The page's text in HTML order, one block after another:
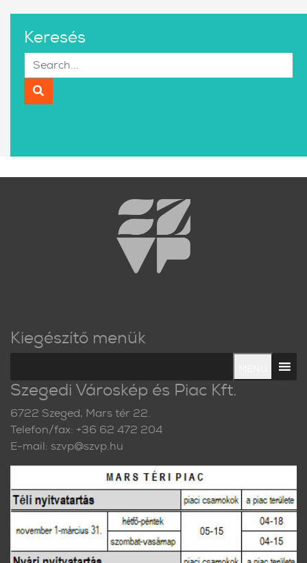
Keresés
Kiegészítő menük
Szegedi Városkép és Piac Kft.
6722 Szeged, Mars tér 22.
Telefon/fax: +36 62 472 204
E-mail: szvp@szvp.hu